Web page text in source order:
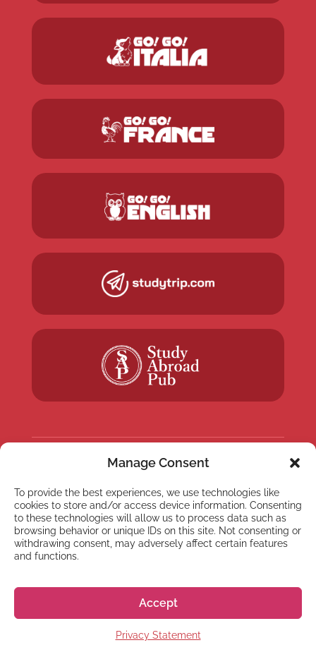
Manage Consent
To provide the best experiences, we use technologies like
cookies to store and/or access device information. Consenting
to these technologies will allow us to process data such as
browsing behavior or unique IDs on this site. Not consenting or
withdrawing consent, may adversely affect certain features
and functions.
Accept
Privacy Statement
Abonnez-vous à notre
Newsletter
S'abonner